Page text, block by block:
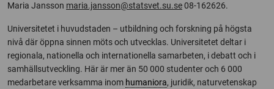
Maria Jansson maria.jansson@statsvet.su.se08-162626.
Universitetet i huvudstaden – utbildning och forskning på högsta
nivå där öppna sinnen möts och utvecklas. Universitetet deltar i
regionala, nationella och internationella samarbeten, i debatt och i
samhällsutveckling. Här är mer än 50 000 studenter och 6 000
medarbetare verksamma inom humaniora, juridik, naturvetenskap